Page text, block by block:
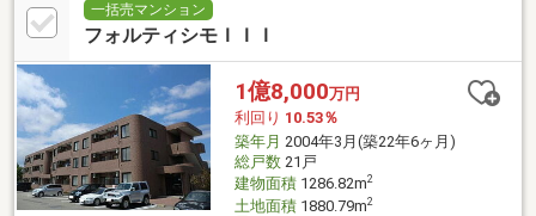
一括売マンション
フォルティシモＩＩＩ
1億8,000万円
利回り 10.53％
築年月 2004年3月(築22年6ヶ月)
総戸数21戸
建物面積1286.82m2
土地面積1880.79m2